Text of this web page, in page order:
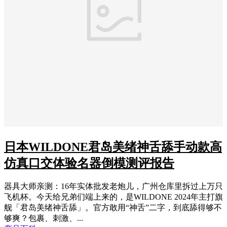
日本WILDONE君岛美绪神舌舔手动款高
仿真口交体验名器倒模测评报告
器具大师亲测：16年实体批发老炮儿，广州仓库里拆过上万只
飞机杯。今天给兄弟们端上来的，是WILDONE 2024年主打旗
舰「君岛美绪神舌舔」。官方敢用“神舌”二字，到底舔得够不
够爽？包裹、刺激、...